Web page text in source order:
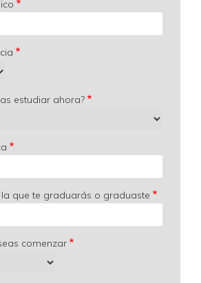
estudiar ahora?
que te graduarás o graduaste
comenzar